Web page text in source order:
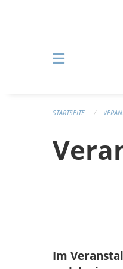
STARTSEITE
Im